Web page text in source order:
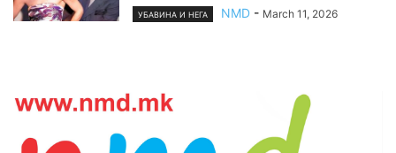
УБАВИНА И НЕГА NMD - March 11, 2026